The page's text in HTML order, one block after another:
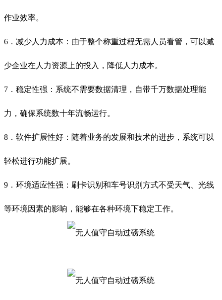
作业效率。
6．减少人力成本：由于整个称重过程无需人员看管，可以减
少企业在人力资源上的投入，降低人力成本。
7．稳定性强：系统不需要数据清理，自带千万数据处理能
力，确保系统数十年流畅运行。
8．软件扩展性好：随着业务的发展和技术的进步，系统可以
轻松进行功能扩展。
9．环境适应性强：刷卡识别和车号识别方式不受天气、光线
等环境因素的影响，能够在各种环境下稳定工作。